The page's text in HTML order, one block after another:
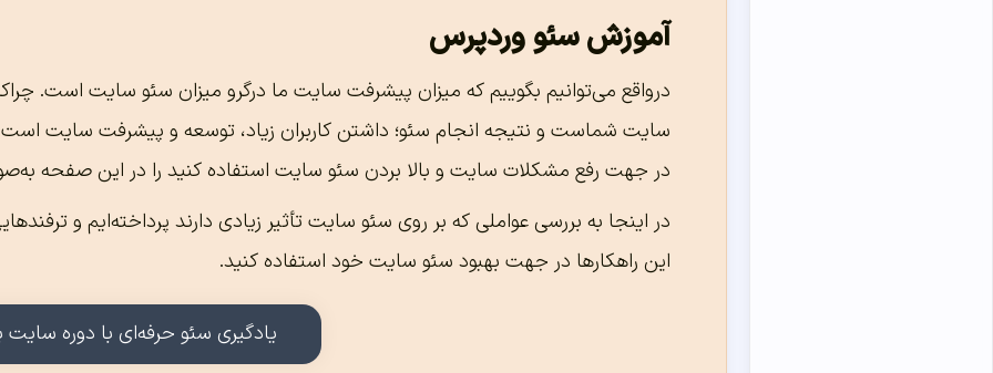
آموزش سئو وردپرس
درواقع می‌توانیم بگوییم که میزان پیشرفت سایت ما درگرو میزان سئو سایت است.
سایت شماست و نتیجه انجام سئو؛ داشتن کاربران زیاد، توسعه و پیشرفت سایت
در جهت رفع مشکلات سایت و بالا بردن سئو سایت استفاده کنید را در این صفحه
در اینجا به بررسی عواملی که بر روی سئو سایت تأثیر زیادی دارند پرداخته‌ایم و
این راهکارها در جهت بهبود سئو سایت خود استفاده کنید.
یادگیری سئو حرفه‌ای با دوره سایت